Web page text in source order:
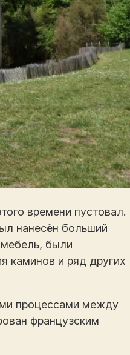
времени пустовал.
нанесён больший
были
каминов и ряд других
процессами между
французским